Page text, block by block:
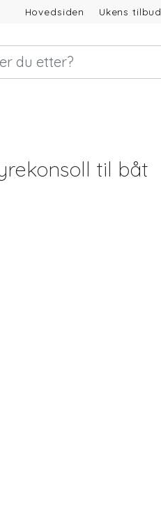
Hovedsiden Ukens tilbud
til båt